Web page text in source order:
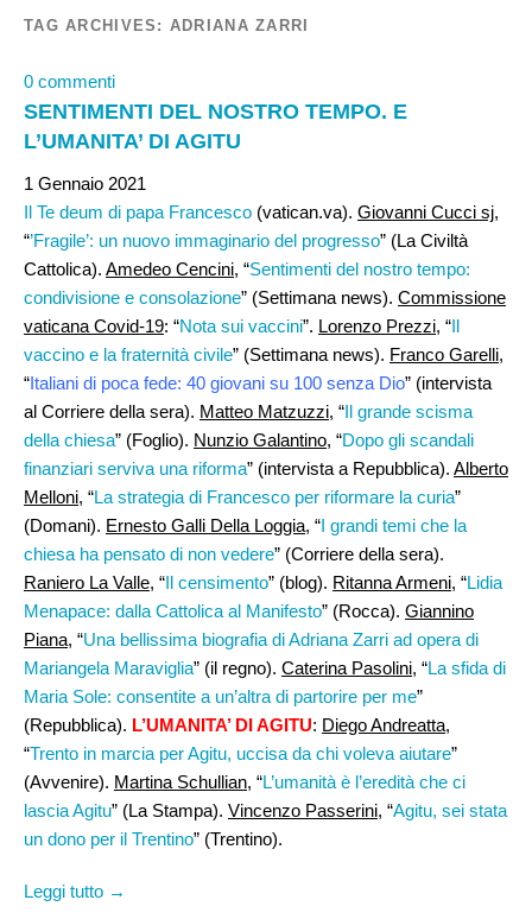
TAG ARCHIVES: ADRIANA ZARRI
0 commenti
SENTIMENTI DEL NOSTRO TEMPO. E
L’UMANITA’ DI AGITU
1 Gennaio 2021
Il Te deum di papa Francesco (vatican.va). Giovanni Cucci sj,
“’Fragile’: un nuovo immaginario del progresso” (La Civiltà
Cattolica). Amedeo Cencini, “Sentimenti del nostro tempo:
condivisione e consolazione” (Settimana news). Commissione
vaticana Covid-19: “Nota sui vaccini”. Lorenzo Prezzi, “Il
vaccino e la fraternità civile” (Settimana news). Franco Garelli,
“Italiani di poca fede: 40 giovani su 100 senza Dio” (intervista
al Corriere della sera). Matteo Matzuzzi, “Il grande scisma
della chiesa” (Foglio). Nunzio Galantino, “Dopo gli scandali
finanziari serviva una riforma” (intervista a Repubblica). Alberto
Melloni, “La strategia di Francesco per riformare la curia”
(Domani). Ernesto Galli Della Loggia, “I grandi temi che la
chiesa ha pensato di non vedere” (Corriere della sera).
Raniero La Valle, “Il censimento” (blog). Ritanna Armeni, “Lidia
Menapace: dalla Cattolica al Manifesto” (Rocca). Giannino
Piana, “Una bellissima biografia di Adriana Zarri ad opera di
Mariangela Maraviglia” (il regno). Caterina Pasolini, “La sfida di
Maria Sole: consentite a un’altra di partorire per me”
(Repubblica). L’UMANITA’ DI AGITU: Diego Andreatta,
“Trento in marcia per Agitu, uccisa da chi voleva aiutare”
(Avvenire). Martina Schullian, “L’umanità è l’eredità che ci
lascia Agitu” (La Stampa). Vincenzo Passerini, “Agitu, sei stata
un dono per il Trentino” (Trentino).
Leggi tutto →